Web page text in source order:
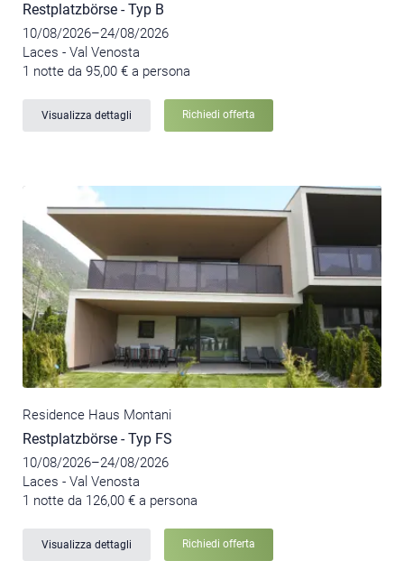
Restplatzbörse - Typ B
10/08/2026–24/08/2026
Laces - Val Venosta
1 notte da 95,00 € a persona
Visualizza dettagli Richiedi offerta
Residence Haus Montani
Restplatzbörse - Typ FS
10/08/2026–24/08/2026
Laces - Val Venosta
1 notte da 126,00 € a persona
Visualizza dettagli Richiedi offerta